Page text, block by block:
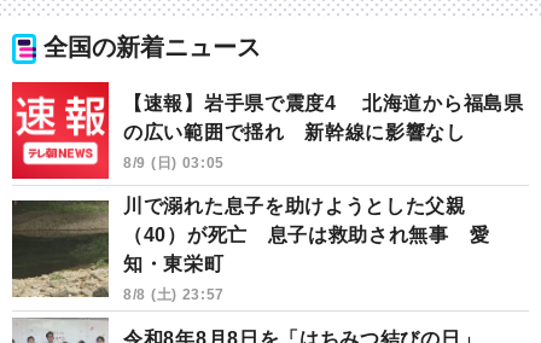
全国の新着ニュース
【速報】岩手県で震度4 北海道から福島県
の広い範囲で揺れ 新幹線に影響なし
8/9 (日) 03:05
川で溺れた息子を助けようとした父親
（40）が死亡 息子は救助され無事 愛
知・東栄町
8/8 (土) 23:57
令和8年8月8日を「はちみつ結びの日」